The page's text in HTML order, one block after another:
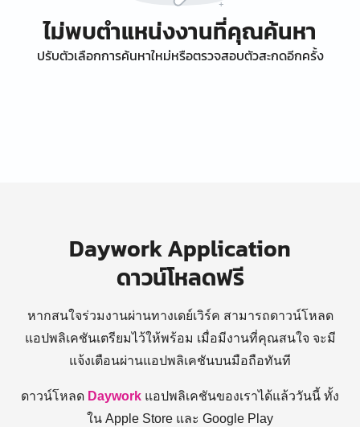
ไม่พบตำแหน่งงานที่คุณค้นหา
ปรับตัวเลือกการค้นหาใหม่หรือตรวจสอบตัวสะกดอีกครั้ง
Daywork Application
ดาวน์โหลดฟรี
หากสนใจร่วมงานผ่านทางเดย์เวิร์ค สามารถดาวน์โหลด
แอปพลิเคชันเตรียมไว้ให้พร้อม เมื่อมีงานที่คุณสนใจ จะมี
แจ้งเตือนผ่านแอปพลิเคชันบนมือถือทันที
ดาวน์โหลด Daywork แอปพลิเคชันของเราได้แล้ววันนี้ ทั้ง
ใน Apple Store และ Google Play